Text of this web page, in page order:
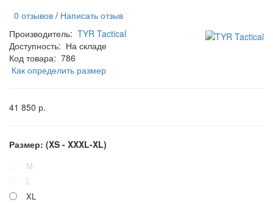
0 отзывов / Написать отзыв
Производитель: TYR Tactical
Доступность: На складе
Код товара: 786
Как определить размер
41 850 р.
Размер: (XS - XXXL-XL)
M
L
XL